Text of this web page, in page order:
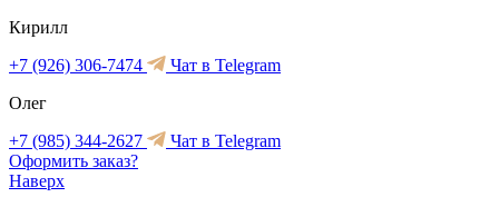
Кирилл
+7 (926) 306-7474
Чат в Telegram
Олег
+7 (985) 344-2627
Чат в Telegram
Оформить заказ?
Наверх